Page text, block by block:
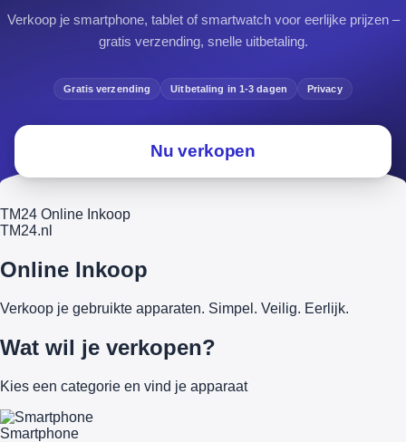
Verkoop je smartphone, tablet of smartwatch voor eerlijke prijzen –
gratis verzending, snelle uitbetaling.
Gratis verzending Uitbetaling in 1-3 dagen Privacy
Nu verkopen
TM24 Online Inkoop
TM24.nl
Online Inkoop
Verkoop je gebruikte apparaten. Simpel. Veilig. Eerlijk.
Wat wil je verkopen?
Kies een categorie en vind je apparaat
Smartphone